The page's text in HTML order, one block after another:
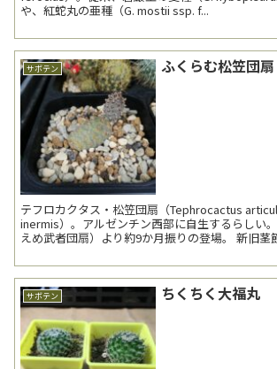
や、紅蛇丸の亜種（G. mostii ssp. f...
サボテン ふくらむ松笠団扇
テフロカクタス・松笠団扇（Tephrocactus
inermis）。アルゼンチン西部に自生するらしい
えめ武者団扇）より約9か月振りの登場。 新旧茎節いずれも膨らんで
サボテン ちくちく大福丸